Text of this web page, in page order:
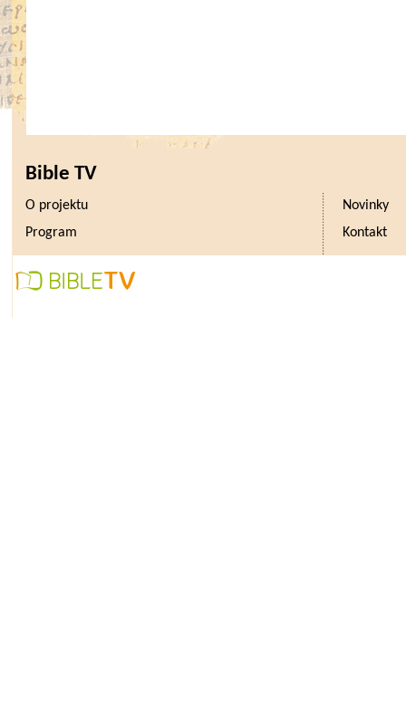
Bible TV
O projektu
Novinky
Program
Kontakt